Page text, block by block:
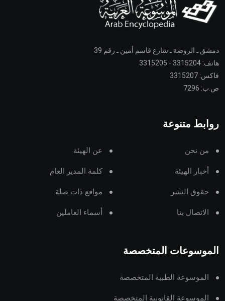
دمشق ـ الروضة ـ شارع قاسم أمين ـ رقم 39
هاتف: 3315204 - 3315205
فاكس: 3315207
ص.ب: 7296
روابط متنوعة
من نحن عن الهيئة
أخبار الهيئة كلمة المدير العام
حقوق النشر مواقع ذات صلة
الاتصال بنا أسماء العاملين
الموسوعات المتخصصة
الموسوعة الطبية المتخصصة
الموسوعة القانونية المتخصصة